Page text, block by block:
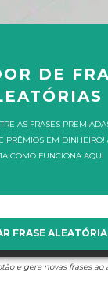
DE
AS FRASES
PRÊMIOS EM DINHEIRO!
COMO FUNCIONA AQUI
FRASE ALEATÓRIA
e gere novas frases ao